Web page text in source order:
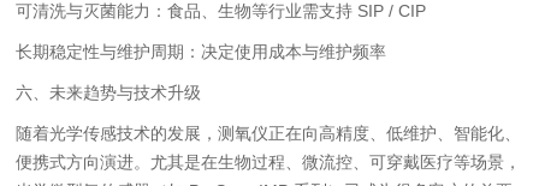
可清洗与灭菌能力：食品、生物等行业需支持 SIP / CIP
长期稳定性与维护周期：决定使用成本与维护频率
六、未来趋势与技术升级
随着光学传感技术的发展，测氧仪正在向高精度、低维护、智能化、
便携式方向演进。尤其是在生物过程、微流控、可穿戴医疗等场景，